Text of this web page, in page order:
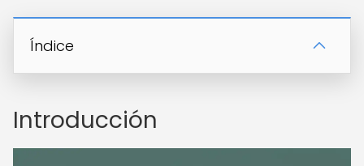
Índice
Introducción